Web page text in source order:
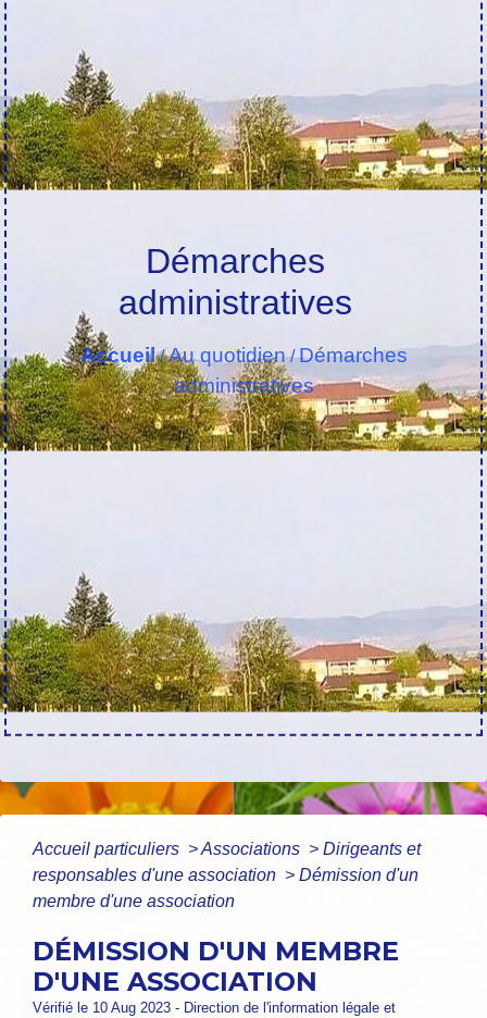
Démarches
administratives
Accueil/Au quotidien/Démarches
administratives
Accueil particuliers >Associations > Dirigeants et
responsables d'une association > Démission d'un
membre d'une association
DÉMISSION D'UN MEMBRE
D'UNE ASSOCIATION
Vérifié le 10 Aug 2023 - Direction de l'information légale et